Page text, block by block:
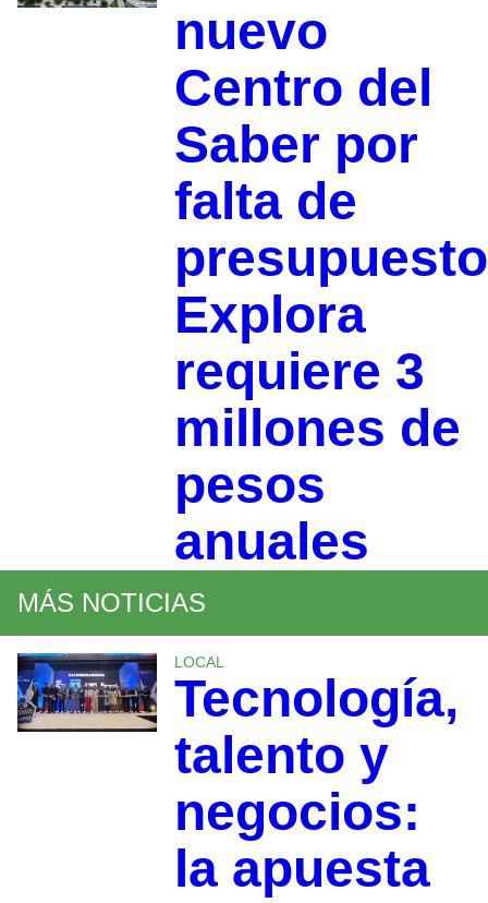
nuevo
Centro del
Saber por
falta de
Explora
requiere 3
millones de
pesos
anuales
MÁS NOTICIAS
LOCAL
Tecnología,
talento y
negocios:
la apuesta